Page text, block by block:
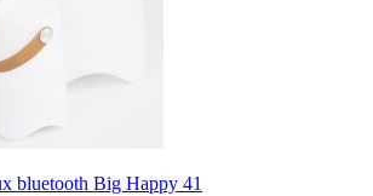
bluetooth Big Happy 41